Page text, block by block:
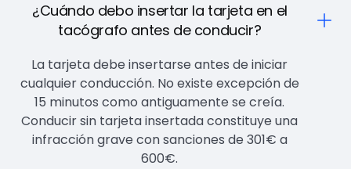
¿Cuándo debo insertar la tarjeta en el
tacógrafo antes de conducir?
La tarjeta debe insertarse antes de iniciar
cualquier conducción. No existe excepción de
15 minutos como antiguamente se creía.
Conducir sin tarjeta insertada constituye una
infracción grave con sanciones de 301€ a
600€.